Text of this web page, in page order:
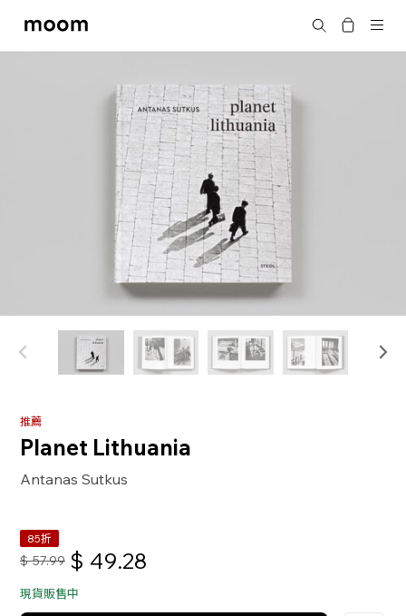
moom
搜尋
推薦
Planet Lithuania
Antanas Sutkus
85折
$ 57.99 $ 49.28
現貨販售中